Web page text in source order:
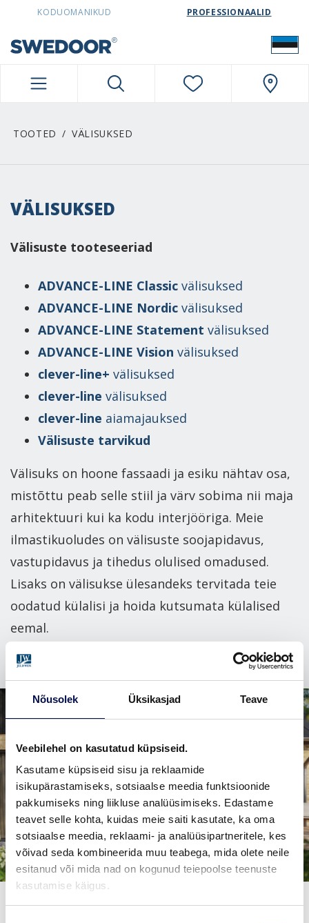
Nõusolek Üksikasjad Teave
Veebilehel on kasutatud küpsiseid.
Kasutame küpsiseid sisu ja reklaamide
isikupärastamiseks, sotsiaalse meedia funktsioonide
pakkumiseks ning liikluse analüüsimiseks. Edastame
teavet selle kohta, kuidas meie saiti kasutate, ka oma
sotsiaalse meedia, reklaami- ja analüüsipartneritele, kes
võivad seda kombineerida muu teabega, mida olete neile
esitanud või mida nad on kogunud teiepoolse teenuste
kasutamise käigus.
SWEDOORESTONIA NAVIGATION
KODUOMANIKUD PROFESSIONAALID
TOOTED VÄLISUKSED
VÄLISUKSED
Välisuste tooteseeriad
ADVANCE-LINE Classic välisuksed
ADVANCE-LINE Nordic välisuksed
ADVANCE-LINE Statement välisuksed
ADVANCE-LINE Vision välisuksed
clever-line+ välisuksed
clever-line välisuksed
clever-line aiamajauksed
Välisuste tarvikud
Välisuks on hoone fassaadi ja esiku nähtav osa,
mistõttu peab selle stiil ja värv sobima nii maja
arhitektuuri kui ka kodu interjööriga. Meie
ilmastikuoludes on välisuste soojapidavus,
vastupidavus ja tihedus olulised omadused.
Lisaks on välisukse ülesandeks tervitada teie
oodatud külalisi ja hoida kutsumata külalised
eemal.